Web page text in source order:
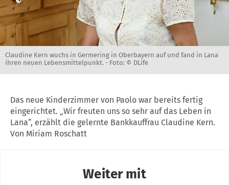
Claudine Kern wuchs in Germering in Oberbayern auf und fand in Lana
ihren neuen Lebensmittelpunkt. - Foto: © DLife
Das neue Kinderzimmer von Paolo war bereits fertig
eingerichtet. „Wir freuten uns so sehr auf das Leben in
Lana“, erzählt die gelernte Bankkauffrau Claudine Kern.
Von Miriam Roschatt